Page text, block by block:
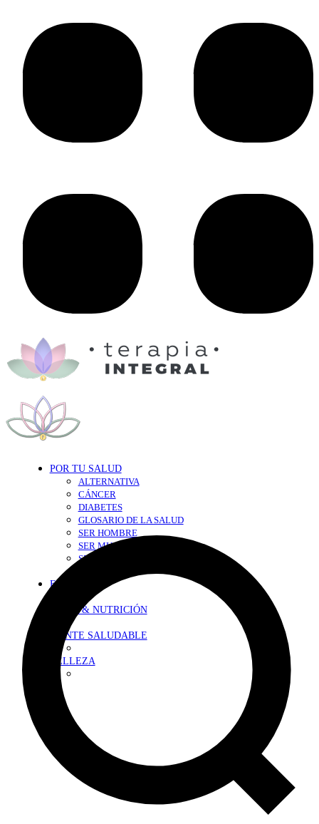
POR TU SALUD
ALTERNATIVA
CÁNCER
DIABETES
GLOSARIO DE LA SALUD
SER HOMBRE
SER MUJER
SEXY-SALUD
EN FORMA
DIETA & NUTRICIÓN
MENTE SALUDABLE
BELLEZA